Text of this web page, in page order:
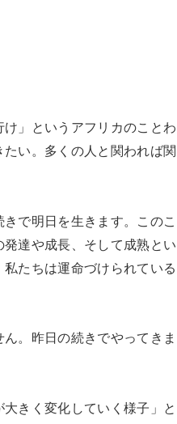
け」というアフリカのことわ
い。多くの人と関われば関
で明日を生きます。このこ
達や成長、そして成熟とい
たちは運命づけられている
。昨日の続きでやってきま
きく変化していく様子」と